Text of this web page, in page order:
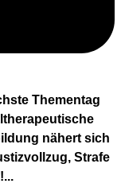
Thementag
nähert sich
Strafe